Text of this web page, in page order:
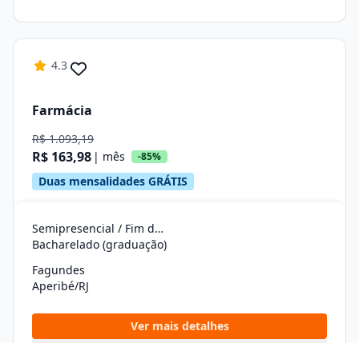
4.3
Farmácia
R$ 1.093,19
R$ 163,98 | mês -85%
Duas mensalidades GRÁTIS
Semipresencial / Fim de Semana
Bacharelado (graduação)
Fagundes
Aperibé/RJ
Ver mais detalhes